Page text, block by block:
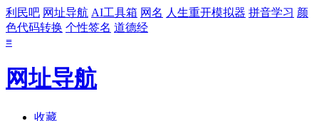
利民吧 网址导航 AI工具箱 网名 人生重开模拟器 拼音学习 颜
色代码转换 个性签名 道德经
≡
网址导航
收藏